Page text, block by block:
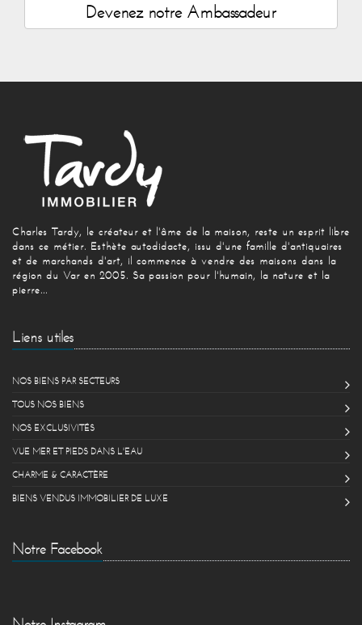
Devenez notre Ambassadeur
Charles Tardy, le créateur et l'âme de la maison, reste un esprit libre
dans ce métier. Esthète autodidacte, issu d'une famille d'antiquaires
et de marchands d'art, il commence à vendre des maisons dans la
région du Var en 2005. Sa passion pour l'humain, la nature et la
pierre...
Liens utiles
NOS BIENS PAR SECTEURS
TOUS NOS BIENS
NOS EXCLUSIVITÉS
VUE MER ET PIEDS DANS L'EAU
CHARME & CARACTÈRE
BIENS VENDUS IMMOBILIER DE LUXE
Notre Facebook